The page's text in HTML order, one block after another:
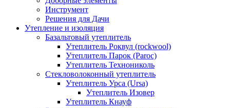
Инструмент
Решения для Дачи
Утепление и изоляция
Базальтовый утеплитель
Утеплитель Роквул (rockwool)
Утеплитель Парок (Paroc)
Утеплитель Технониколь
Стекловолоконный утеплитель
Утеплитель Урса (Ursa)
Утеплитель Изовер
Утеплитель Кнауф